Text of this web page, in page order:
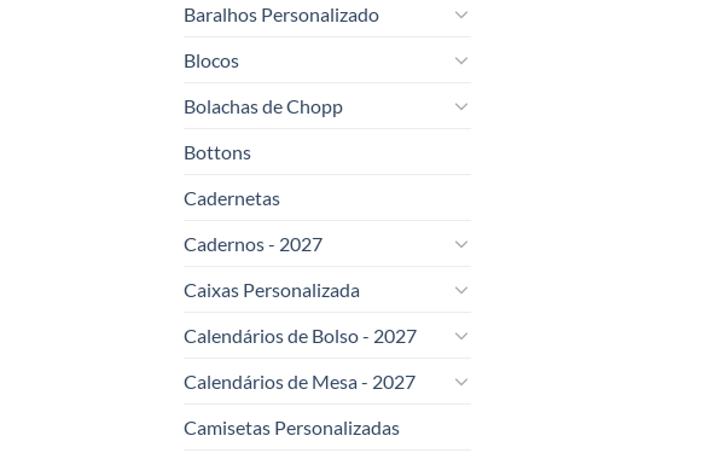
Baralhos Personalizado
Blocos
Bolachas de Chopp
Bottons
Cadernetas
Cadernos - 2027
Caixas Personalizada
Calendários de Bolso - 2027
Calendários de Mesa - 2027
Camisetas Personalizadas